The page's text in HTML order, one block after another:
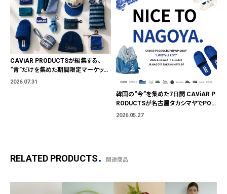
CAViAR PRODUCTSが編集する、
“青”だけを集めた期間限定マーケット
「BLUE MARKET」が横浜に。ブランド
2026.07.31
韓国の“今”を集めた7日間 CAViAR P
RODUCTSが名古屋タカシマヤでPOP
UP開催
2026.05.27
RELATED PRODUCTS 関連商品